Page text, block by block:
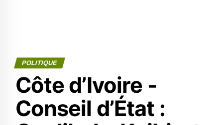
POLITIQUE
Côte d’Ivoire -
Conseil d’État :